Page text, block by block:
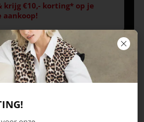
krijg €10,- korting* op je
aankoop!